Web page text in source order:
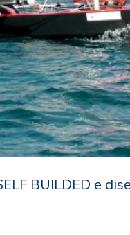
BUILDED e